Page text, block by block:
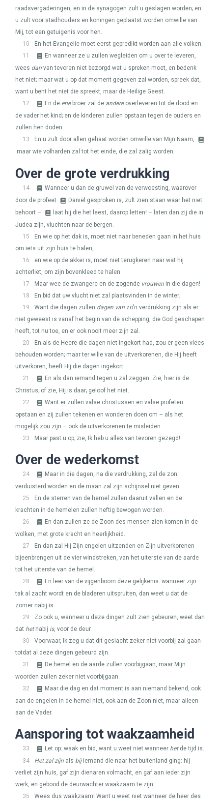
raadsvergaderingen, en in de synagogen zult u geslagen worden; en
u zult voor stadhouders en koningen geplaatst worden omwille van
Mij, tot een getuigenis voor hen.
10
En het Evangelie moet eerst gepredikt worden aan alle volken.
11
En wanneer ze u zullen wegleiden om u over te leveren,
wees dan van tevoren niet bezorgd wat u spreken moet, en bedenk
het niet; maar wat u op dat moment gegeven zal worden, spreek dat,
want u bent het niet die spreekt, maar de Heilige Geest.
12
En de enebroer zal de andereoverleveren tot de dood en
de vader het kind; en de kinderen zullen opstaan tegen de ouders en
zullen hen doden.
13
En u zult door allen gehaat worden omwille van Mijn Naam,
maar wie volharden zal tot het einde, die zal zalig worden.
Over de grote verdrukking
14
Wanneer u dan de gruwel van de verwoesting, waarover
door de profeet
Daniël gesproken is, zult zien staan waar het niet
behoort –
laat hij die het leest, daarop letten! – laten dan zij die in
Judea zijn, vluchten naar de bergen.
15
En wie op het dak is, moet niet naar beneden gaan in het huis
om iets uit zijn huis te halen,
16
en wie op de akker is, moet niet terugkeren naar wat hij
achterliet, om zijn bovenkleed te halen.
17
Maar wee de zwangere en de zogende vrouwen in die dagen!
18
En bid dat uw vlucht niet zal plaatsvinden in de winter.
19
Want die dagen zullen dagen van zo'n verdrukking zijn als er
niet geweest is vanaf het begin van de schepping, die God geschapen
heeft, tot nu toe, en er ook nooit meer zijn zal.
20
En als de Heere die dagen niet ingekort had, zou er geen vlees
behouden worden; maar ter wille van de uitverkorenen, die Hij heeft
uitverkoren, heeft Hij die dagen ingekort.
21
En als dan iemand tegen u zal zeggen: Zie, hier is de
Christus; of zie, Hij is daar; geloof het niet.
22
Want er zullen valse christussen en valse profeten
opstaan en zij zullen tekenen en wonderen doen om – als het
mogelijk zou zijn – ook de uitverkorenen te misleiden.
23
Maar past u op; zie, Ik heb u alles van tevoren gezegd!
Over de wederkomst
24
Maar in die dagen, na die verdrukking, zal de zon
verduisterd worden en de maan zal zijn schijnsel niet geven.
25
En de sterren van de hemel zullen daaruit vallen en de
krachten in de hemelen zullen heftig bewogen worden.
26
En dan zullen ze de Zoon des mensen zien komen in de
wolken, met grote kracht en heerlijkheid.
27
En dan zal Hij Zijn engelen uitzenden en Zijn uitverkorenen
bijeenbrengen uit de vier windstreken, van het uiterste van de aarde
tot het uiterste van de hemel.
28
En leer van de vijgenboom deze gelijkenis: wanneer zijn
tak al zacht wordt en de bladeren uitspruiten, dan weet u dat de
zomer nabij is.
29
Zo ook u, wanneer u deze dingen zult zien gebeuren, weet dan
dat hetnabij is, voor de deur.
30
Voorwaar, Ik zeg u dat dit geslacht zeker niet voorbij zal gaan
totdat al deze dingen gebeurd zijn.
31
De hemel en de aarde zullen voorbijgaan, maar Mijn
woorden zullen zeker niet voorbijgaan.
32
Maar die dag en dat moment is aan niemand bekend, ook
aan de engelen in de hemel niet, ook aan de Zoon niet, maar alleen
aan de Vader.
Aansporing tot waakzaamheid
33 Let op: waak en bid, want u weet niet wanneer hetde tijd is.
34
Het zal zijn als bijiemand die naar het buitenland ging: hij
verliet zijn huis, gaf zijn dienaren volmacht, en gaf aan ieder zijn
werk, en gebood de deurwachter waakzaam te zijn.
35
Wees dus waakzaam! Want u weet niet wanneer de heer des